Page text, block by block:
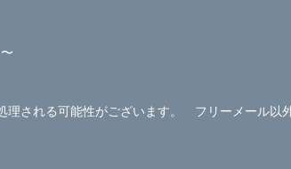
される可能性がございます。 フリーメール以